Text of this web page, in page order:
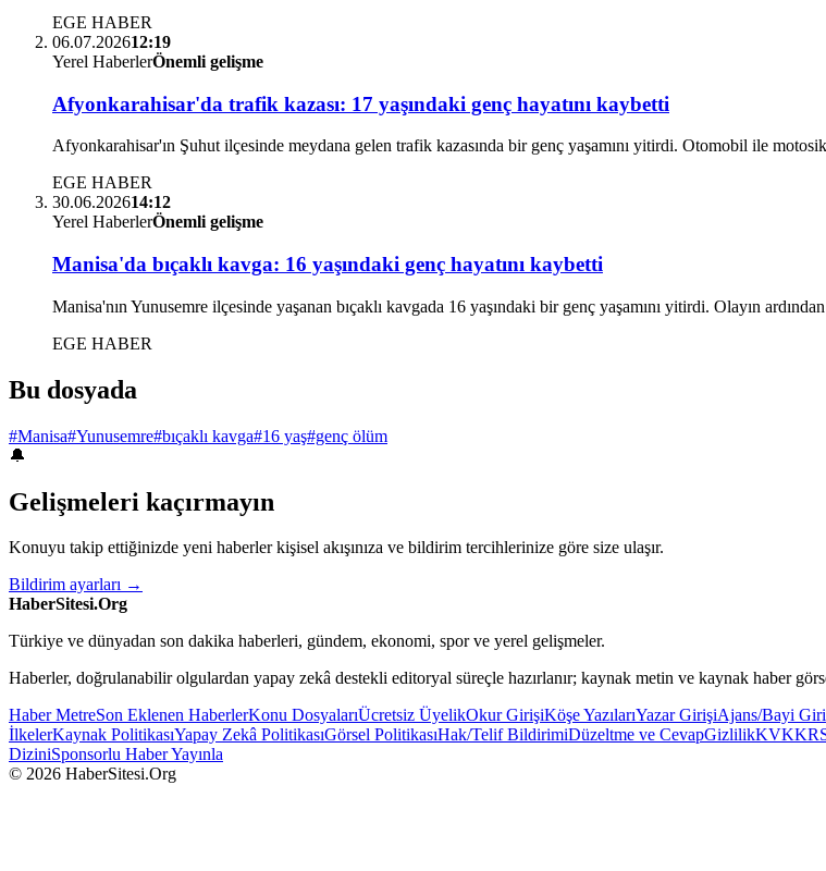
EGE HABER
06.07.202612:19
Yerel HaberlerÖnemli gelişme
Afyonkarahisar'da trafik kazası: 17 yaşındaki genç hayatını kaybetti
Afyonkarahisar'ın Şuhut ilçesinde meydana gelen trafik kazasında bir genç yaşamını yitirdi. Otomobil ile
EGE HABER
30.06.202614:12
Yerel HaberlerÖnemli gelişme
Manisa'da bıçaklı kavga: 16 yaşındaki genç hayatını kaybetti
Manisa'nın Yunusemre ilçesinde yaşanan bıçaklı kavgada 16 yaşındaki bir genç yaşamını yitirdi. Olayın
EGE HABER
Bu dosyada
#Manisa#Yunusemre#bıçaklı kavga#16 yaş#genç ölüm
🔔
Gelişmeleri kaçırmayın
Konuyu takip ettiğinizde yeni haberler kişisel akışınıza ve bildirim tercihlerinize göre size ulaşır.
Bildirim ayarları →
HaberSitesi.Org
Türkiye ve dünyadan son dakika haberleri, gündem, ekonomi, spor ve yerel gelişmeler.
Haberler, doğrulanabilir olgulardan yapay zekâ destekli editoryal süreçle hazırlanır; kaynak metin ve kaynak haber
Haber MetreSon Eklenen HaberlerKonu DosyalarıÜcretsiz ÜyelikOkur GirişiKöşe YazılarıYazar GirişiAjans/Bayi
İlkelerKaynak PolitikasıYapay Zekâ PolitikasıGörsel PolitikasıHak/Telif BildirimiDüzeltme ve CevapGizlilikKVKK
DiziniSponsorlu Haber Yayınla
© 2026 HaberSitesi.Org